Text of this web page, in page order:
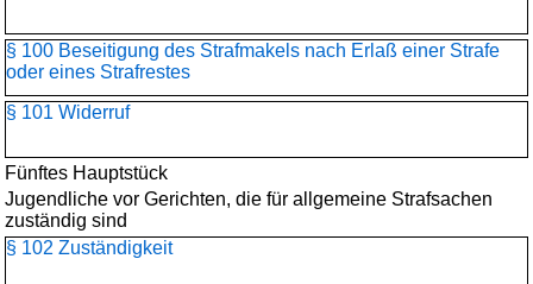
§ 100 Beseitigung des Strafmakels nach Erlaß einer Strafe
oder eines Strafrestes
§ 101 Widerruf
Fünftes Hauptstück
Jugendliche vor Gerichten, die für allgemeine Strafsachen
zuständig sind
§ 102 Zuständigkeit